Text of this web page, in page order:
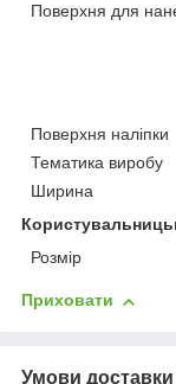
Поверхня для
Поверхня наліпки
Тематика виробу
Ширина
Розмір
Приховати
Умови доставки